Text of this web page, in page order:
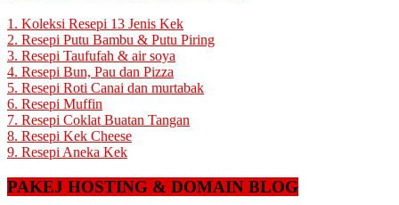
1. Koleksi Resepi 13 Jenis Kek
2. Resepi Putu Bambu & Putu Piring
3. Resepi Taufufah & air soya
4. Resepi Bun, Pau dan Pizza
5. Resepi Roti Canai dan murtabak
6. Resepi Muffin
7. Resepi Coklat Buatan Tangan
8. Resepi Kek Cheese
9. Resepi Aneka Kek
PAKEJ HOSTING & DOMAIN BLOG